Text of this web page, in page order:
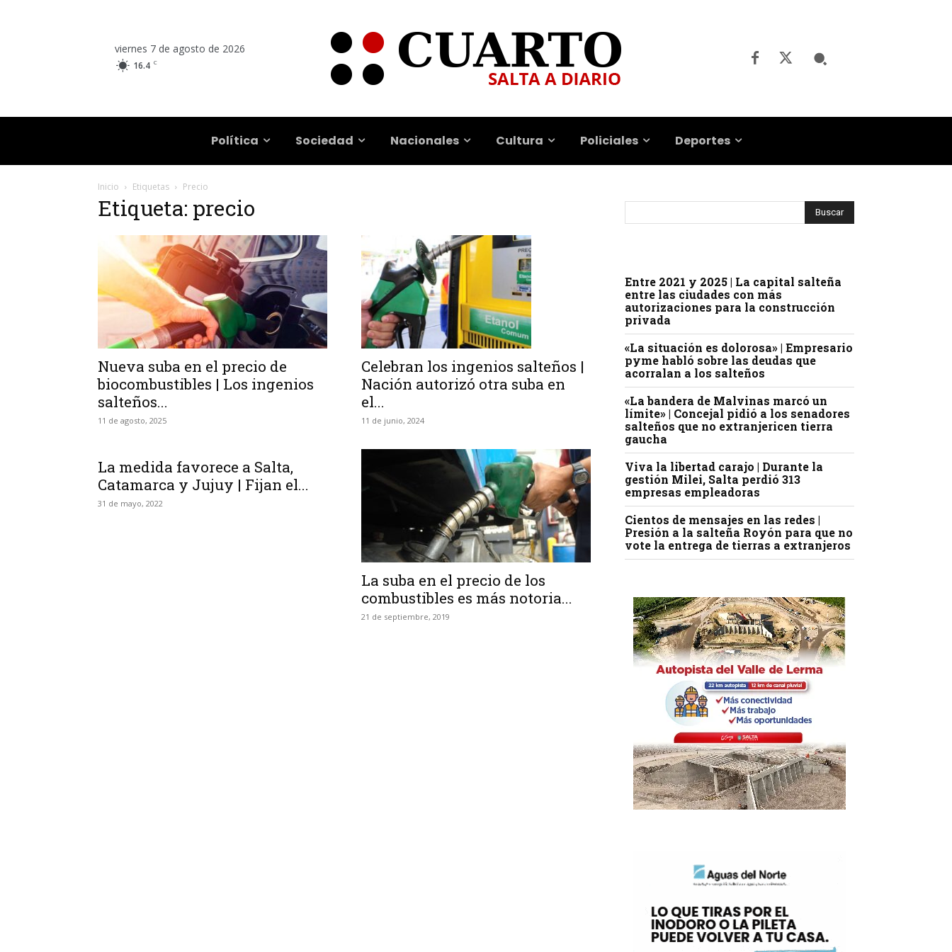
viernes 7 de agosto de 2026
16.4 C
Política Sociedad Nacionales Cultura Policiales Deportes
Inicio Etiquetas Precio
Etiqueta: precio
Nueva suba en el precio de
biocombustibles | Los ingenios
salteños...
11 de agosto, 2025
Celebran los ingenios salteños |
Nación autorizó otra suba en
el...
11 de junio, 2024
La medida favorece a Salta,
Catamarca y Jujuy | Fijan el...
31 de mayo, 2022
La suba en el precio de los
combustibles es más notoria...
21 de septiembre, 2019
Entre 2021 y 2025 | La capital salteña
entre las ciudades con más
autorizaciones para la construcción
privada
«La situación es dolorosa» | Empresario
pyme habló sobre las deudas que
acorralan a los salteños
«La bandera de Malvinas marcó un
límite» | Concejal pidió a los senadores
salteños que no extranjericen tierra
gaucha
Viva la libertad carajo | Durante la
gestión Milei, Salta perdió 313
empresas empleadoras
Cientos de mensajes en las redes |
Presión a la salteña Royón para que no
vote la entrega de tierras a extranjeros